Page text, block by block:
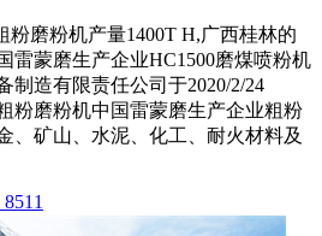
粉磨粉机产量1400T H,广西桂林的
雷蒙磨生产企业HC1500磨煤喷粉机
制造有限责任公司于2020/2/24
粉磨粉机中国雷蒙磨生产企业粗粉
、矿山、水泥、化工、耐火材料及